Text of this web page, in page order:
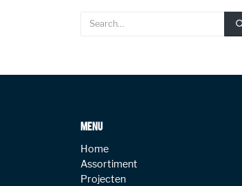
MENU
Home
Assortiment
Projecten